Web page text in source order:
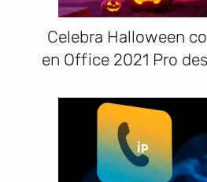
Celebra Halloween
en Office 2021 Pro